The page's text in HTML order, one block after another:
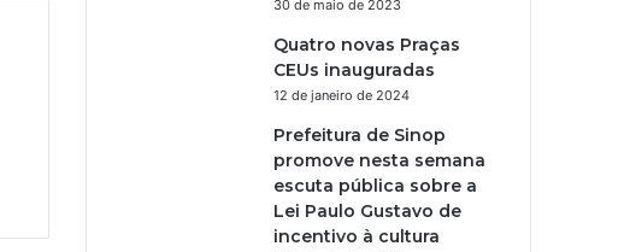
30 de maio de 2023
Quatro novas Praças
CEUs inauguradas
12 de janeiro de 2024
Prefeitura de Sinop
promove nesta semana
escuta pública sobre a
Lei Paulo Gustavo de
incentivo à cultura